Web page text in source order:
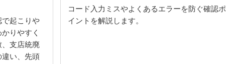
起こりや
りやすく
支店統廃
い、先頭
コード入力ミスやよくあるエラーを防ぐ確認ポ
イントを解説します。